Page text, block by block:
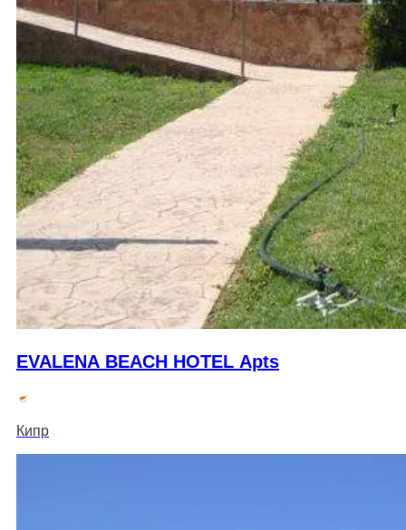
EVALENA BEACH HOTEL Apts
Кипр